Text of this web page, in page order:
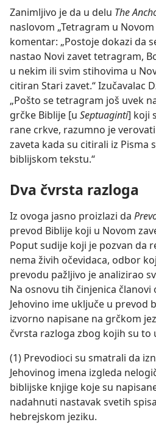
Zanimljivo je da u delu The
naslovom „Tetragram u
komentar: „Postoje dokazi da
nastao Novi zavet tetragram,
u nekim ili svim stihovima u
citiran Stari zavet.“ Izučavalac
„Pošto se tetragram još uvek
grčke Biblije [u Septuaginti] koji
rane crkve, razumno je
zaveta kada su citirali iz Pisma
biblijskom tekstu.“
Dva čvrsta razloga
Iz ovoga jasno proizlazi da
prevod Biblije koji u Novom
Poput sudije koji je pozvan da
nema živih očevidaca, odbor
prevodu pažljivo je analizirao
Na osnovu tih činjenica
Jehovino ime uključe u prevod
izvorno napisane na grčkom
čvrsta razloga zbog kojih su to
(1) Prevodioci su smatrali da
Jehovinog imena izgleda
biblijske knjige koje su
nadahnuti nastavak svetih
hebrejskom jeziku.